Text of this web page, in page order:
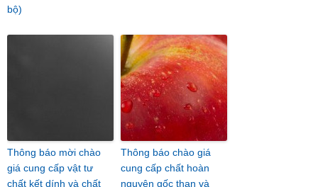
bộ)
Thông báo mời chào
giá cung cấp vật tư
chất kết dính và chất
Thông báo chào giá
cung cấp chất hoàn
nguyên gốc than và